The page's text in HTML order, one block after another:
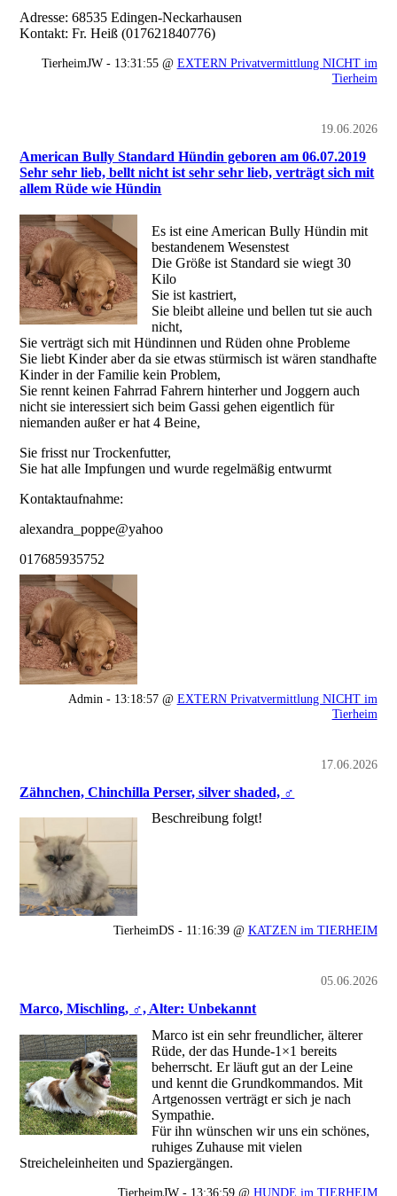
Adresse: 68535 Edingen-Neckarhausen
Kontakt: Fr. Heiß (017621840776)
TierheimJW - 13:31:55 @ EXTERN Privatvermittlung NICHT im
Tierheim
19.06.2026
American Bully Standard Hündin geboren am 06.07.2019
Sehr sehr lieb, bellt nicht ist sehr sehr lieb, verträgt sich mit
allem Rüde wie Hündin
Es ist eine American Bully Hündin mit
bestandenem Wesenstest
Die Größe ist Standard sie wiegt 30
Kilo
Sie ist kastriert,
Sie bleibt alleine und bellen tut sie auch
nicht,
Sie verträgt sich mit Hündinnen und Rüden ohne Probleme
Sie liebt Kinder aber da sie etwas stürmisch ist wären standhafte
Kinder in der Familie kein Problem,
Sie rennt keinen Fahrrad Fahrern hinterher und Joggern auch
nicht sie interessiert sich beim Gassi gehen eigentlich für
niemanden außer er hat 4 Beine,
Sie frisst nur Trockenfutter,
Sie hat alle Impfungen und wurde regelmäßig entwurmt
Kontaktaufnahme:
alexandra_poppe@yahoo
017685935752
Admin - 13:18:57 @ EXTERN Privatvermittlung NICHT im
Tierheim
17.06.2026
Zähnchen, Chinchilla Perser, silver shaded, ♂
Beschreibung folgt!
TierheimDS - 11:16:39 @ KATZEN im TIERHEIM
05.06.2026
Marco, Mischling, ♂, Alter: Unbekannt
Marco ist ein sehr freundlicher, älterer
Rüde, der das Hunde-1×1 bereits
beherrscht. Er läuft gut an der Leine
und kennt die Grundkommandos. Mit
Artgenossen verträgt er sich je nach
Sympathie.
Für ihn wünschen wir uns ein schönes,
ruhiges Zuhause mit vielen
Streicheleinheiten und Spaziergängen.
TierheimJW - 13:36:59 @ HUNDE im TIERHEIM